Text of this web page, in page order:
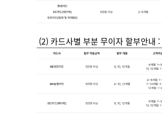
(2) 카드사별 부분 무이자 할부안내 :